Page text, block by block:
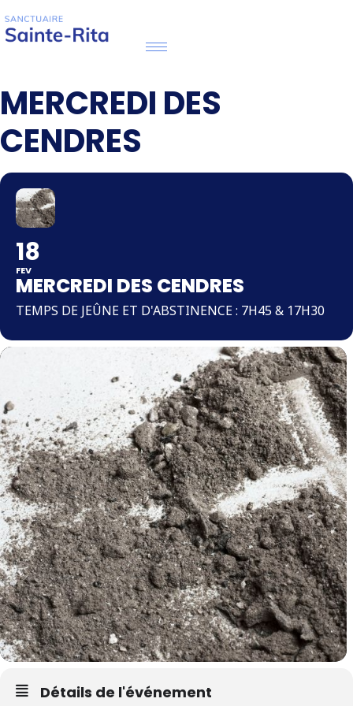
MERCREDI DES
CENDRES
18
FEV
MERCREDI DES CENDRES
TEMPS DE JEÛNE ET D'ABSTINENCE : 7H45 & 17H30
Détails de l'événement